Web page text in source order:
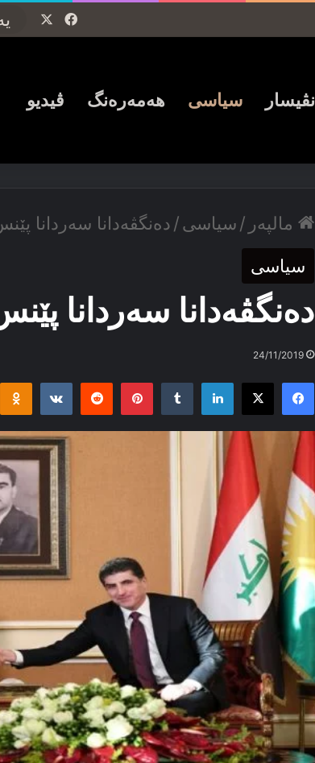
Facebook
نڤیسار سیاسی ھەمەرەنگ ڤیدیو
مالپەر /سیاسی/دەنگڤەدانا سەردانا
سیاسی
دەنگڤەدانا سەردانا
24/11/2019
Facebook
X
LinkedIn
Tumblr
Pinterest
Reddit